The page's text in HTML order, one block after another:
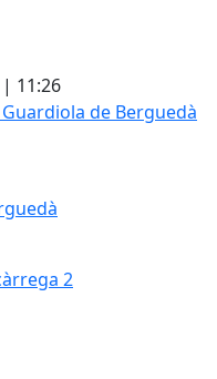
11:26
de Berguedà
2